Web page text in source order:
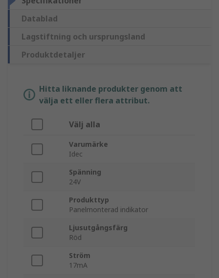
Datablad
Lagstiftning och ursprungsland
Produktdetaljer
Hitta liknande produkter genom att
välja ett eller flera attribut.
Välj alla
Varumärke
Idec
Spänning
24V
Produkttyp
Panelmonterad indikator
Ljusutgångsfärg
Röd
Ström
17mA